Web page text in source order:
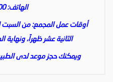
الهاتف: 148341700
أوقات عمل المجمع: من السبت
الثانية عشر ظهراً، ونهاية
ويمكنك حجز موعد لدى